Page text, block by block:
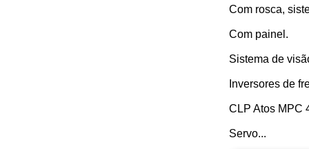
Com rosca,
Com painel.
Sistema de
Inversores de
CLP Atos MPC
Servo...